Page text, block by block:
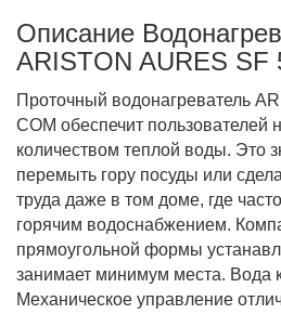
Описание
ARISTON AURES SF
Проточный водонагреватель
COM обеспечит пользователей
количеством теплой воды. Это
перемыть гору посуды или
труда даже в том доме, где
горячим водоснабжением.
прямоугольной формы
занимает минимум места. Вода
Механическое управление